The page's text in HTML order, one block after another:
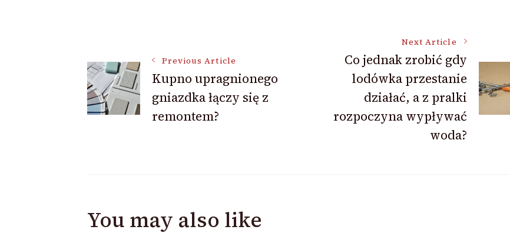
Navigation
Previous Article
Kupno upragnionego
gniazdka łączy się z
remontem?
Next Article
Co jednak zrobić gdy
lodówka przestanie
działać, a z pralki
rozpoczyna wypływać
woda?
You may also like